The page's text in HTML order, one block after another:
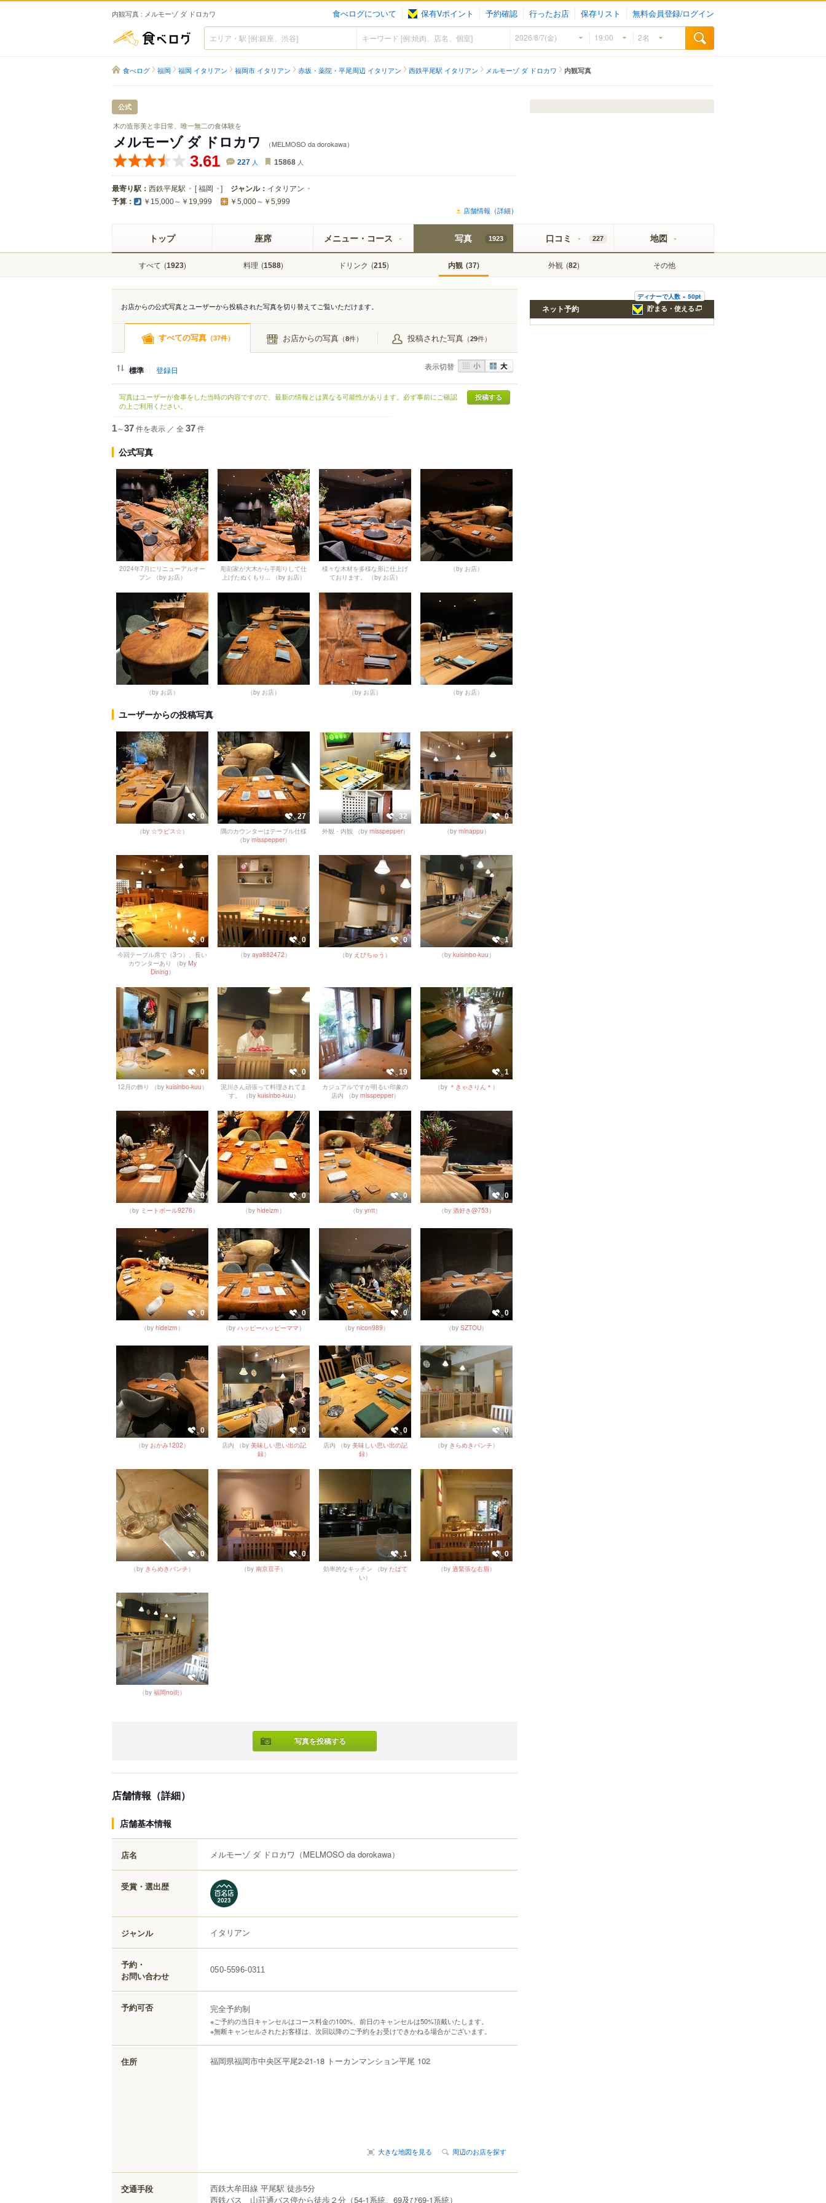
内観写真 : メルモーゾ ダ ドロカワ 食べログについて 保有Vポイント 予約確認 行ったお店 保存リスト 無料会員登録/ログイン
食べログ
食べログ 福岡 福岡 イタリアン 福岡市 イタリアン 赤坂・薬院・平尾周辺 イタリアン 西鉄平尾駅 イタリアン メルモーゾ ダ ドロカワ 内観写真
公式
木の造形美と非日常、唯一無二の食体験を
メルモーゾ ダ ドロカワ （MELMOSO da dorokawa）
3.61 227 人 15868 人
最寄り駅： 西鉄平尾駅 [福岡 ] ジャンル： イタリアン
予算： ￥15,000～￥19,999 ￥5,000～￥5,999
店舗情報（詳細）
トップ 座席 メニュー・コース 写真 1923
すべて (1923) 料理 (1588) ドリンク (215) 内観 (37) 外観 (82) その他
口コミ 227 地図
お店からの公式写真とユーザーから投稿された写真を切り替えてご覧いただけます。
すべての写真（37件） お店からの写真（8件） 投稿された写真 （29件）
標準 登録日 表示切替
写真はユーザーが食事をした当時の内容ですので、最新の情報とは異なる可能性があります。必ず事前にご確認
の上ご利用ください。
投稿する
1～37件を表示 ／ 全 37件
公式写真
2024年7月にリニューアルオー
プン
（by お店）
彫刻家が大木から手彫りして仕
上げたぬくもり...
（by お店）
様々な木材を多様な形に仕上げ
ております。
（by お店）
（by お店）
（by お店） （by お店） （by お店） （by お店）
ユーザーからの投稿写真
0
（by ☆ラピス☆ ）
27
隅のカウンターはテーブル仕様
（by misspepper）
32
外観・内観 （by misspepper）
0
（by minappu ）
0
今回テーブル席で（3つ）、長い
カウンターあり
（by My
Dining ）
0
（by aya882472）
0
（by えびちゅう ）
1
（by kuisinbo-kuu ）
0
12月の飾り （by kuisinbo-kuu ）
0
泥川さん頑張って料理されてま
す。
（by kuisinbo-kuu ）
19
カジュアルですが明るい印象の
店内
（by misspepper）
1
（by ＊きゃさりん＊ ）
0
（by ミートボール9276）
0
（by hideizm ）
0
（by yntt）
0
（by 酒好き@753）
0
（by hideizm ）
0
（by ハッピーハッピーママ ）
0
（by nicon989）
0
（by SZTOU）
0
（by おかみ1202）
0
店内 （by 美味しい思い出の記
録）
0
店内 （by 美味しい思い出の記
録）
0
（by きらめきパンチ ）
0
（by きらめきパンチ ）
0
（by 南京豆子）
1
効率的なキッチン （by たばて
い）
0
（by 過緊張な右眉）
0
（by 福岡no街）
写真を投稿する
店舗情報（詳細）
店舗基本情報
店名 メルモーゾ ダ ドロカワ （MELMOSO da dorokawa）
受賞・選出歴
ジャンル イタリアン
予約・
お問い合わせ
050-5596-0311
予約可否 完全予約制
※ご予約の当日キャンセルはコース料金の100%、前日のキャンセルは50%頂戴いたします。
※無断キャンセルされたお客様は、次回以降のご予約をお受けできかねる場合がございます。
住所 福岡県福岡市中央区平尾2-21-18 トーカンマンション平尾 102
大きな地図を見る 周辺のお店を探す
交通手段
西鉄大牟田線 平尾駅 徒歩5分
西鉄バス 山荘通バス停から徒歩２分（54-1系統、69及び69-1系統）
ディナーで人数 × 50pt
貯まる・使える
ネット予約